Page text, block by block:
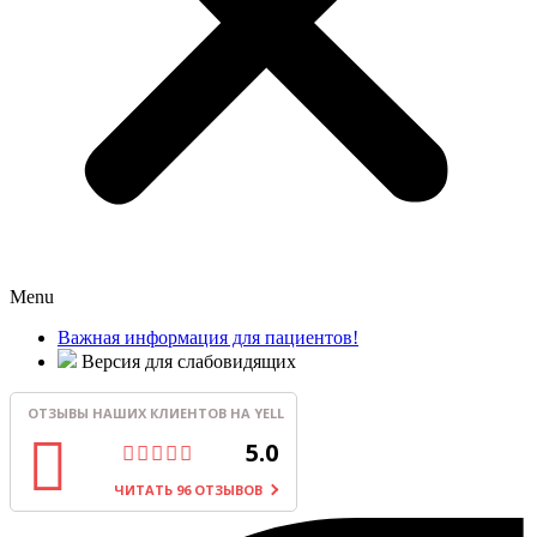
Menu
Важная информация для пациентов!
Версия для слабовидящих
ОТЗЫВЫ НАШИХ КЛИЕНТОВ НА YELL
5.0
ЧИТАТЬ 96 ОТЗЫВОВ